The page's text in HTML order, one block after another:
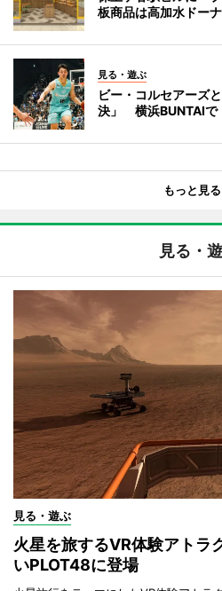
板商品は高加水ドー
見る・遊ぶ
ビー・コルセアーズ
決」 横浜BUNTAIで
もっと見る
見る・
見る・遊ぶ
火星を旅するVR体験アト
いPLOT48に登場